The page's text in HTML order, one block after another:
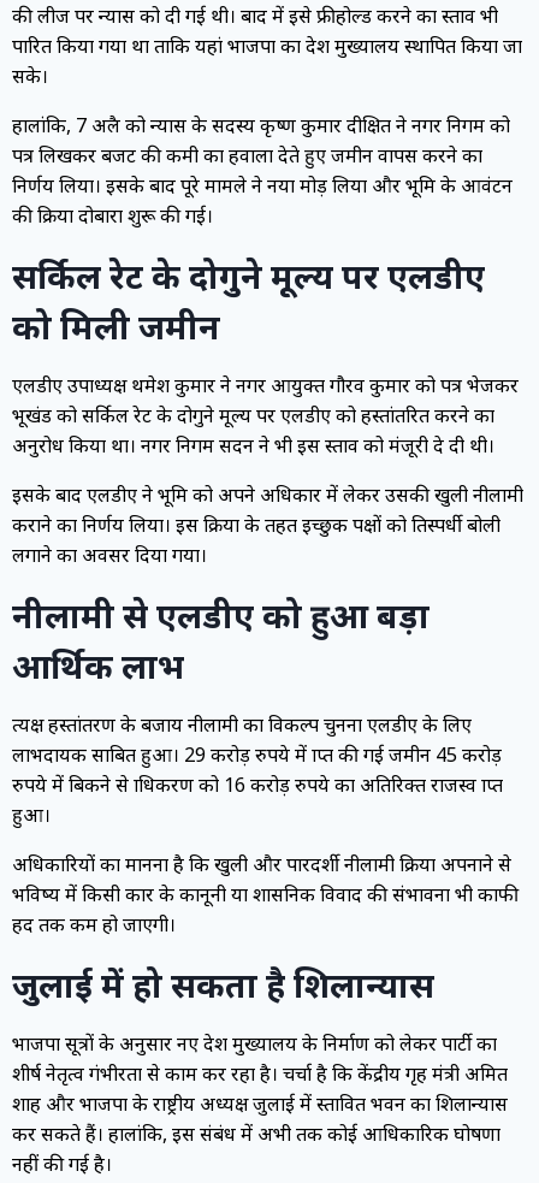
की लीज पर न्यास को दी गई थी। बाद में इसे फ्रीहोल्ड करने का प्रस्ताव भी
पारित किया गया था ताकि यहां भाजपा का प्रदेश मुख्यालय स्थापित किया जा
सके।
हालांकि, 7 अप्रैल को न्यास के सदस्य कृष्ण कुमार दीक्षित ने नगर निगम को
पत्र लिखकर बजट की कमी का हवाला देते हुए जमीन वापस करने का
निर्णय लिया। इसके बाद पूरे मामले ने नया मोड़ लिया और भूमि के आवंटन
की प्रक्रिया दोबारा शुरू की गई।
सर्किल रेट के दोगुने मूल्य पर एलडीए
को मिली जमीन
एलडीए उपाध्यक्ष प्रथमेश कुमार ने नगर आयुक्त गौरव कुमार को पत्र भेजकर
भूखंड को सर्किल रेट के दोगुने मूल्य पर एलडीए को हस्तांतरित करने का
अनुरोध किया था। नगर निगम सदन ने भी इस प्रस्ताव को मंजूरी दे दी थी।
इसके बाद एलडीए ने भूमि को अपने अधिकार में लेकर उसकी खुली नीलामी
कराने का निर्णय लिया। इस प्रक्रिया के तहत इच्छुक पक्षों को प्रतिस्पर्धी बोली
लगाने का अवसर दिया गया।
नीलामी से एलडीए को हुआ बड़ा
आर्थिक लाभ
प्रत्यक्ष हस्तांतरण के बजाय नीलामी का विकल्प चुनना एलडीए के लिए
लाभदायक साबित हुआ। 29 करोड़ रुपये में प्राप्त की गई जमीन 45 करोड़
रुपये में बिकने से प्राधिकरण को 16 करोड़ रुपये का अतिरिक्त राजस्व प्राप्त
हुआ।
अधिकारियों का मानना है कि खुली और पारदर्शी नीलामी प्रक्रिया अपनाने से
भविष्य में किसी प्रकार के कानूनी या प्रशासनिक विवाद की संभावना भी काफी
हद तक कम हो जाएगी।
जुलाई में हो सकता है शिलान्यास
भाजपा सूत्रों के अनुसार नए प्रदेश मुख्यालय के निर्माण को लेकर पार्टी का
शीर्ष नेतृत्व गंभीरता से काम कर रहा है। चर्चा है कि केंद्रीय गृह मंत्री अमित
शाह और भाजपा के राष्ट्रीय अध्यक्ष जुलाई में प्रस्तावित भवन का शिलान्यास
कर सकते हैं। हालांकि, इस संबंध में अभी तक कोई आधिकारिक घोषणा
नहीं की गई है।